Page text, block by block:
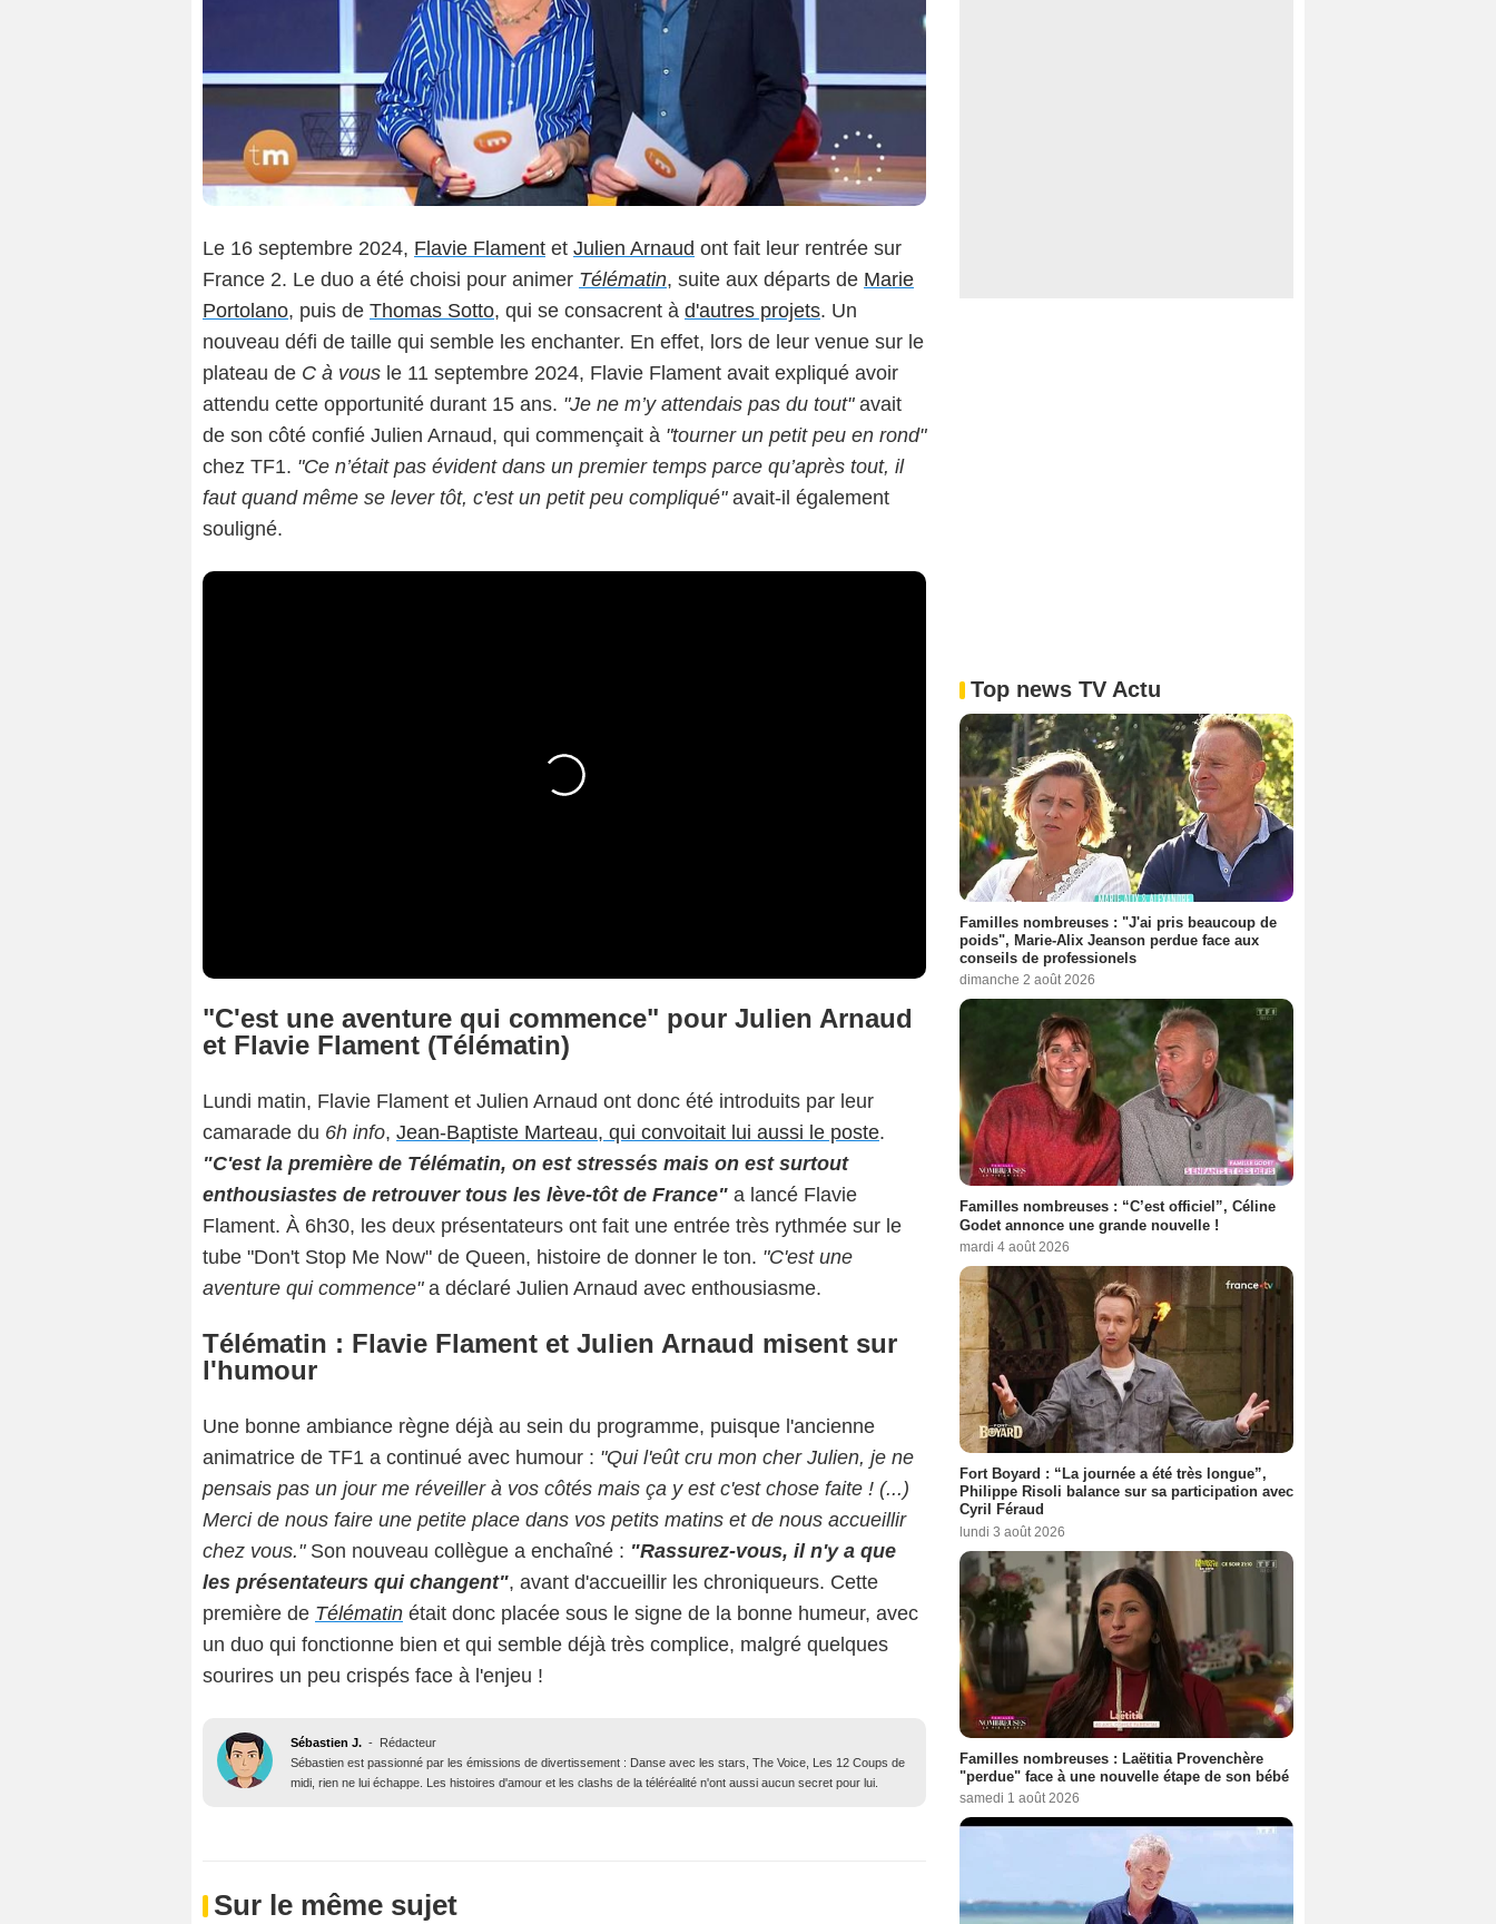
Le 16 septembre 2024, Flavie Flament et Julien Arnaud ont fait leur rentrée sur
France 2. Le duo a été choisi pour animer Télématin, suite aux départs de Marie
Portolano, puis de Thomas Sotto, qui se consacrent à d'autres projets. Un
nouveau défi de taille qui semble les enchanter. En effet, lors de leur venue sur le
plateau de C à vous le 11 septembre 2024, Flavie Flament avait expliqué avoir
attendu cette opportunité durant 15 ans. "Je ne m’y attendais pas du tout"avait
de son côté confié Julien Arnaud, qui commençait à "tourner un petit peu en rond"
chez TF1. "Ce n’était pas évident dans un premier temps parce qu’après tout, il
faut quand même se lever tôt, c'est un petit peu compliqué"avait-il également
souligné.
"C'est une aventure qui commence" pour Julien Arnaud
et Flavie Flament (Télématin)
Lundi matin, Flavie Flament et Julien Arnaud ont donc été introduits par leur
camarade du 6h info, Jean-Baptiste Marteau, qui convoitait lui aussi le poste.
"C'est la première de Télématin, on est stressés mais on est surtout
enthousiastes de retrouver tous les lève-tôt de France" a lancé Flavie
Flament. À 6h30, les deux présentateurs ont fait une entrée très rythmée sur le
tube "Don't Stop Me Now" de Queen, histoire de donner le ton. "C'est une
aventure qui commence"a déclaré Julien Arnaud avec enthousiasme.
Télématin : Flavie Flament et Julien Arnaud misent sur
l'humour
Une bonne ambiance règne déjà au sein du programme, puisque l'ancienne
animatrice de TF1 a continué avec humour : "Qui l'eût cru mon cher Julien, je ne
pensais pas un jour me réveiller à vos côtés mais ça y est c'est chose faite ! (...)
Merci de nous faire une petite place dans vos petits matins et de nous accueillir
chez vous."Son nouveau collègue a enchaîné : "Rassurez-vous, il n'y a que
les présentateurs qui changent", avant d'accueillir les chroniqueurs. Cette
première de Télématin était donc placée sous le signe de la bonne humeur, avec
un duo qui fonctionne bien et qui semble déjà très complice, malgré quelques
sourires un peu crispés face à l'enjeu !
Sébastien J. - Rédacteur
Sébastien est passionné par les émissions de divertissement : Danse avec les stars, The Voice, Les 12 Coups de
midi, rien ne lui échappe. Les histoires d'amour et les clashs de la téléréalité n'ont aussi aucun secret pour lui.
Sur le même sujet
Top news TV Actu
Familles nombreuses : "J'ai pris beaucoup de
poids", Marie-Alix Jeanson perdue face aux
conseils de professionels
dimanche 2 août 2026
Familles nombreuses : “C’est officiel”, Céline
Godet annonce une grande nouvelle !
mardi 4 août 2026
Fort Boyard : “La journée a été très longue”,
Philippe Risoli balance sur sa participation avec
Cyril Féraud
lundi 3 août 2026
Familles nombreuses : Laëtitia Provenchère
"perdue" face à une nouvelle étape de son bébé
samedi 1 août 2026